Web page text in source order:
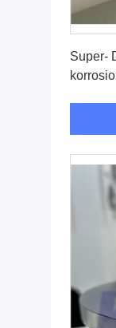
Super-